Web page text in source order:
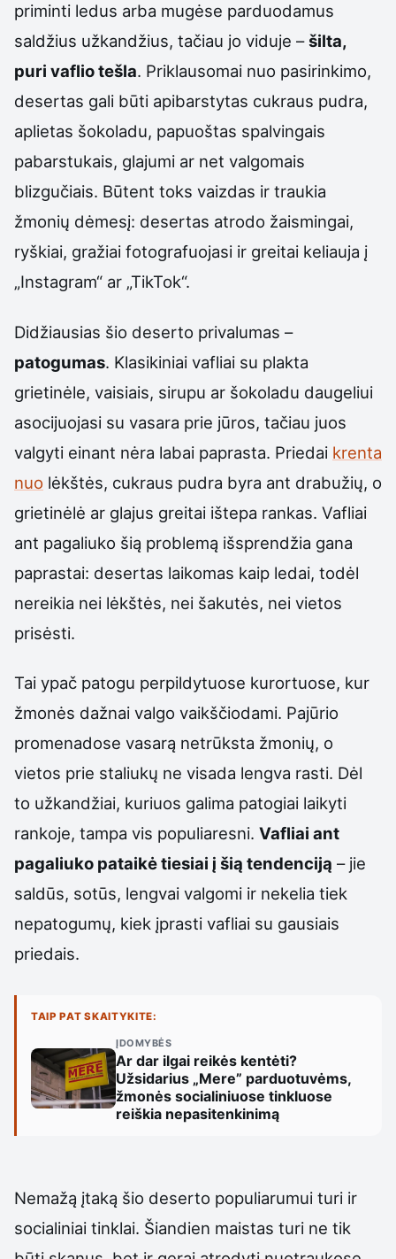
priminti ledus arba mugėse parduodamus
saldžius užkandžius, tačiau jo viduje –šilta,
puri vaflio tešla. Priklausomai nuo pasirinkimo,
desertas gali būti apibarstytas cukraus pudra,
aplietas šokoladu, papuoštas spalvingais
pabarstukais, glajumi ar net valgomais
blizgučiais. Būtent toks vaizdas ir traukia
žmonių dėmesį: desertas atrodo žaismingai,
ryškiai, gražiai fotografuojasi ir greitai keliauja į
„Instagram“ ar „TikTok“.
Didžiausias šio deserto privalumas –
patogumas. Klasikiniai vafliai su plakta
grietinėle, vaisiais, sirupu ar šokoladu daugeliui
asocijuojasi su vasara prie jūros, tačiau juos
valgyti einant nėra labai paprasta. Priedai krenta
nuo lėkštės, cukraus pudra byra ant drabužių, o
grietinėlė ar glajus greitai ištepa rankas. Vafliai
ant pagaliuko šią problemą išsprendžia gana
paprastai: desertas laikomas kaip ledai, todėl
nereikia nei lėkštės, nei šakutės, nei vietos
prisėsti.
Tai ypač patogu perpildytuose kurortuose, kur
žmonės dažnai valgo vaikščiodami. Pajūrio
promenadose vasarą netrūksta žmonių, o
vietos prie staliukų ne visada lengva rasti. Dėl
to užkandžiai, kuriuos galima patogiai laikyti
rankoje, tampa vis populiaresni. Vafliai ant
pagaliuko pataikė tiesiai į šią tendenciją – jie
saldūs, sotūs, lengvai valgomi ir nekelia tiek
nepatogumų, kiek įprasti vafliai su gausiais
priedais.
TAIP PAT SKAITYKITE:
ĮDOMYBĖS
Ar dar ilgai reikės kentėti?
Užsidarius „Mere” parduotuvėms,
žmonės socialiniuose tinkluose
reiškia nepasitenkinimą
Nemažą įtaką šio deserto populiarumui turi ir
socialiniai tinklai. Šiandien maistas turi ne tik